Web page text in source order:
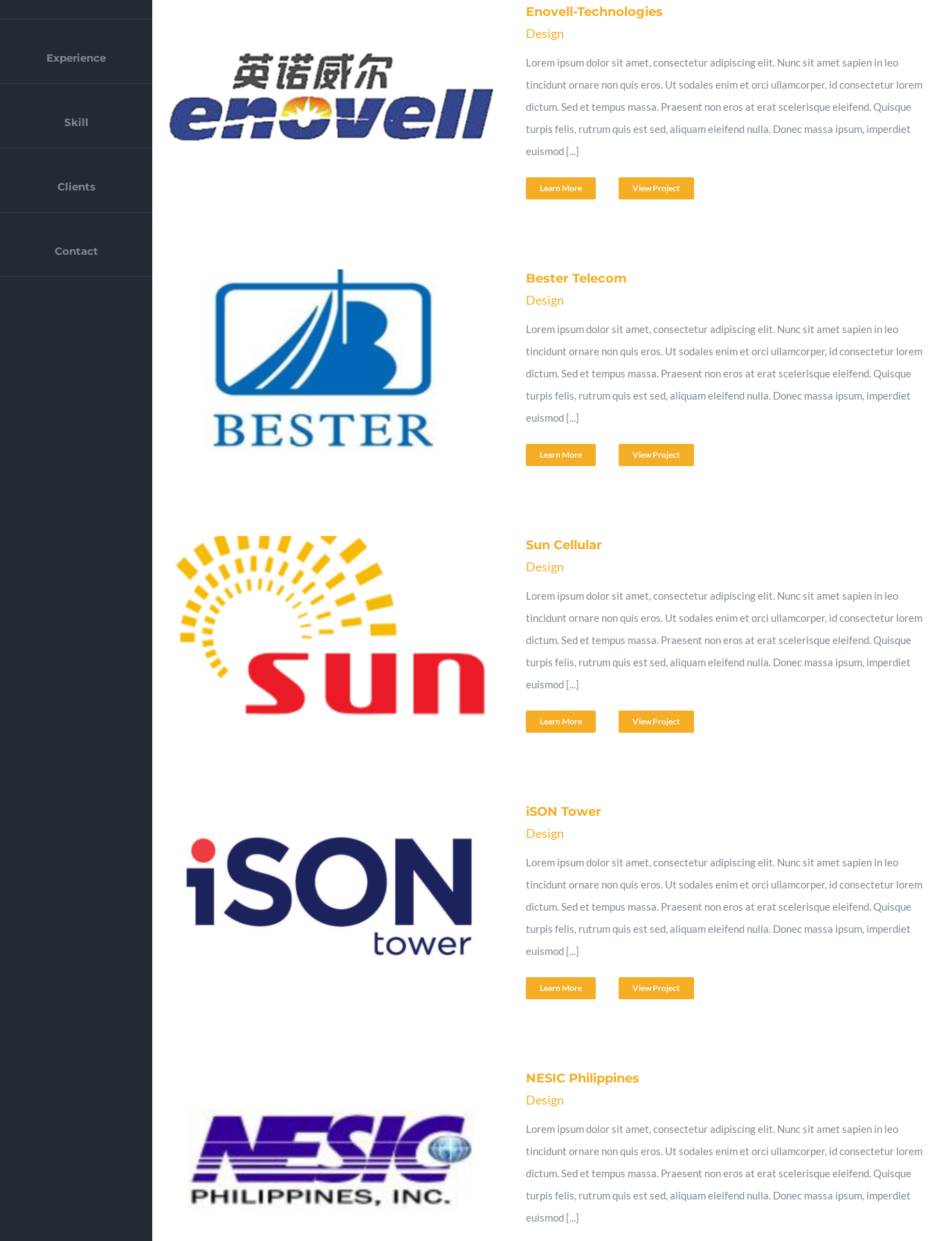
Experience
Skill
Clients
Contact
Enovell-Technologies
Design
Lorem ipsum dolor sit amet, consectetur adipiscing elit. Nunc sit amet sapien in leo
tincidunt ornare non quis eros. Ut sodales enim et orci ullamcorper, id consectetur lorem
dictum. Sed et tempus massa. Praesent non eros at erat scelerisque eleifend. Quisque
turpis felis, rutrum quis est sed, aliquam eleifend nulla. Donec massa ipsum, imperdiet
euismod [...]
Learn More View Project
Bester Telecom
Design
Lorem ipsum dolor sit amet, consectetur adipiscing elit. Nunc sit amet sapien in leo
tincidunt ornare non quis eros. Ut sodales enim et orci ullamcorper, id consectetur lorem
dictum. Sed et tempus massa. Praesent non eros at erat scelerisque eleifend. Quisque
turpis felis, rutrum quis est sed, aliquam eleifend nulla. Donec massa ipsum, imperdiet
euismod [...]
Learn More View Project
Sun Cellular
Design
Lorem ipsum dolor sit amet, consectetur adipiscing elit. Nunc sit amet sapien in leo
tincidunt ornare non quis eros. Ut sodales enim et orci ullamcorper, id consectetur lorem
dictum. Sed et tempus massa. Praesent non eros at erat scelerisque eleifend. Quisque
turpis felis, rutrum quis est sed, aliquam eleifend nulla. Donec massa ipsum, imperdiet
euismod [...]
Learn More View Project
iSON Tower
Design
Lorem ipsum dolor sit amet, consectetur adipiscing elit. Nunc sit amet sapien in leo
tincidunt ornare non quis eros. Ut sodales enim et orci ullamcorper, id consectetur lorem
dictum. Sed et tempus massa. Praesent non eros at erat scelerisque eleifend. Quisque
turpis felis, rutrum quis est sed, aliquam eleifend nulla. Donec massa ipsum, imperdiet
euismod [...]
Learn More View Project
NESIC Philippines
Design
Lorem ipsum dolor sit amet, consectetur adipiscing elit. Nunc sit amet sapien in leo
tincidunt ornare non quis eros. Ut sodales enim et orci ullamcorper, id consectetur lorem
dictum. Sed et tempus massa. Praesent non eros at erat scelerisque eleifend. Quisque
turpis felis, rutrum quis est sed, aliquam eleifend nulla. Donec massa ipsum, imperdiet
euismod [...]